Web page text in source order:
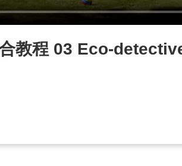
教程 03 Eco-